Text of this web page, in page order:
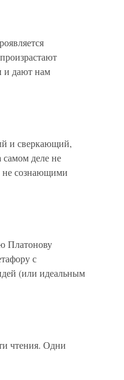
и дают нам
и сверкающий,
деле не
не сознающими
Платонову
с
(или идеальным
чтения. Одни